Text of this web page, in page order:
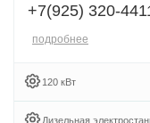
+7(925) 320-
подробнее
120 кВт
Дизельная